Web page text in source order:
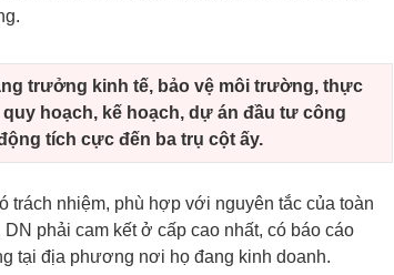
trưởng kinh tế, bảo vệ môi trường, thực
hoạch, kế hoạch, dự án đầu tư công
tích cực đến ba trụ cột ấy.
trách nhiệm, phù hợp với nguyên tắc của toàn
phải cam kết ở cấp cao nhất, có báo cáo
tại địa phương nơi họ đang kinh doanh.